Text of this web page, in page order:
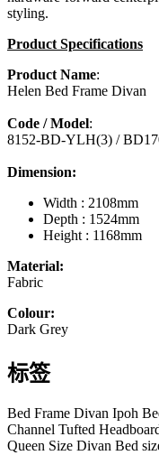
styling.
Product Specifications
Product Name:
Helen Bed Frame Divan
Code / Model:
8152-BD-YLH(3) /
Dimension:
Width : 2108mm
Depth : 1524mm
Height : 1168mm
Material:
Fabric
Colour:
Dark Grey
标签
Bed Frame Divan Ipoh
Channel Tufted
Queen Size Divan Bed